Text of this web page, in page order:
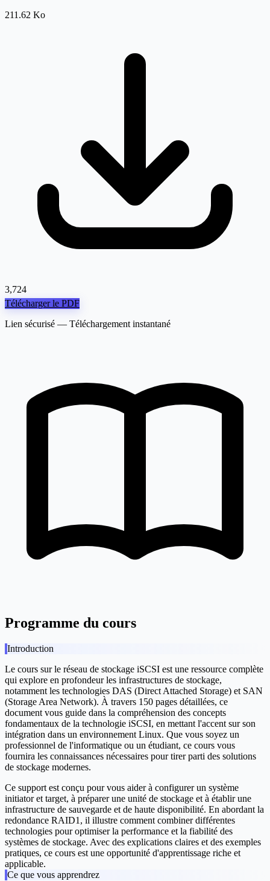
211.62 Ko
3,724
Télécharger le PDF
Lien sécurisé — Téléchargement instantané
Programme du cours
Introduction
Le cours sur le réseau de stockage iSCSI est une ressource complète
qui explore en profondeur les infrastructures de stockage,
notamment les technologies DAS (Direct Attached Storage) et SAN
(Storage Area Network). À travers 150 pages détaillées, ce
document vous guide dans la compréhension des concepts
fondamentaux de la technologie iSCSI, en mettant l'accent sur son
intégration dans un environnement Linux. Que vous soyez un
professionnel de l'informatique ou un étudiant, ce cours vous
fournira les connaissances nécessaires pour tirer parti des solutions
de stockage modernes.
Ce support est conçu pour vous aider à configurer un système
initiator et target, à préparer une unité de stockage et à établir une
infrastructure de sauvegarde et de haute disponibilité. En abordant la
redondance RAID1, il illustre comment combiner différentes
technologies pour optimiser la performance et la fiabilité des
systèmes de stockage. Avec des explications claires et des exemples
pratiques, ce cours est une opportunité d'apprentissage riche et
applicable.
Ce que vous apprendrez